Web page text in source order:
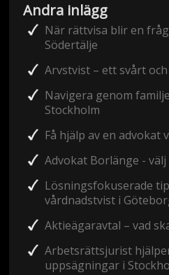
Andra inlägg
När rättvisa blir en
Södertälje
Arvstvist – ett svårt
Navigera genom
Stockholm
Få hjälp av en advokat
Advokat Borlänge -
Lösningsfokuserade
vårdnadstvist i
Aktieägaravtal – vad
Arbetsrättsjurist
uppsägningar i